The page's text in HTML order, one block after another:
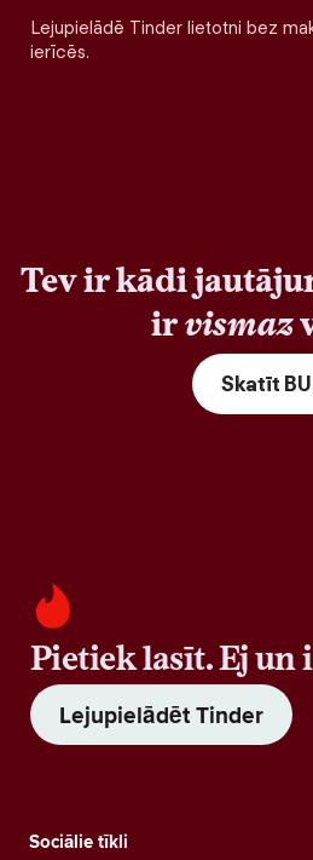
Lejupielādē Tinder lietotni bez
ierīcēs.
Tev ir kādi
irvismaz
Skatīt
Pietiek lasīt. Ej un
Lejupielādēt Tinder
Sociālie tīkli